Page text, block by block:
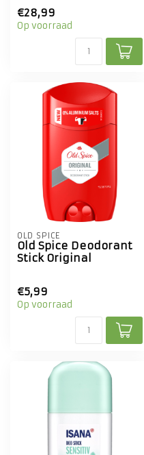
€28,99
Op voorraad
OLD SPICE
Old Spice Deodorant
Stick Original
€5,99
Op voorraad